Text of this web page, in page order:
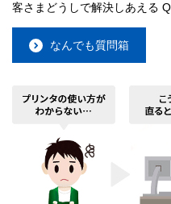
客さまどうしで解決しあえる
なんでも質問箱